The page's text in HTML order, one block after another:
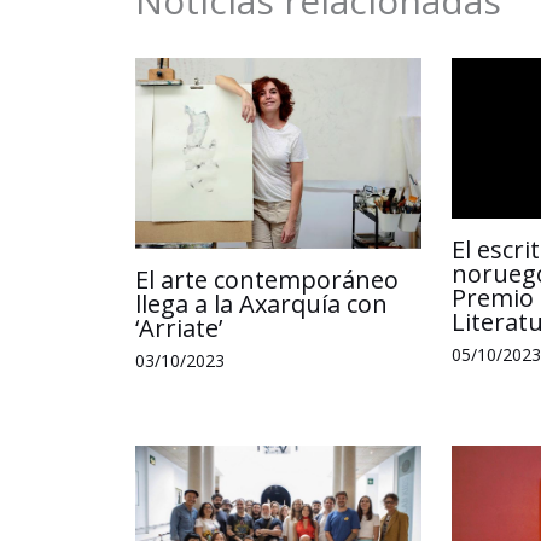
El arte contemporáneo
llega a la Axarquía con
‘Arriate’
03/10/2023
El
Premio
05/10/2023